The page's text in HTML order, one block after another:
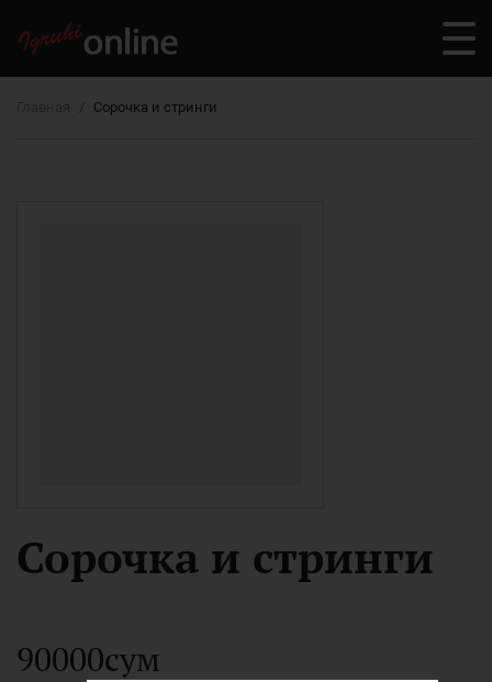
Сорочка и стринги
Сорочка и стринги
90000сум